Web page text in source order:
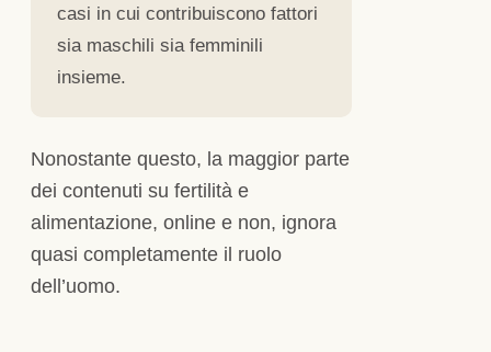
casi in cui contribuiscono fattori
sia maschili sia femminili
insieme.
Nonostante questo, la maggior parte
dei contenuti su fertilità e
alimentazione, online e non, ignora
quasi completamente il ruolo
dell’uomo.